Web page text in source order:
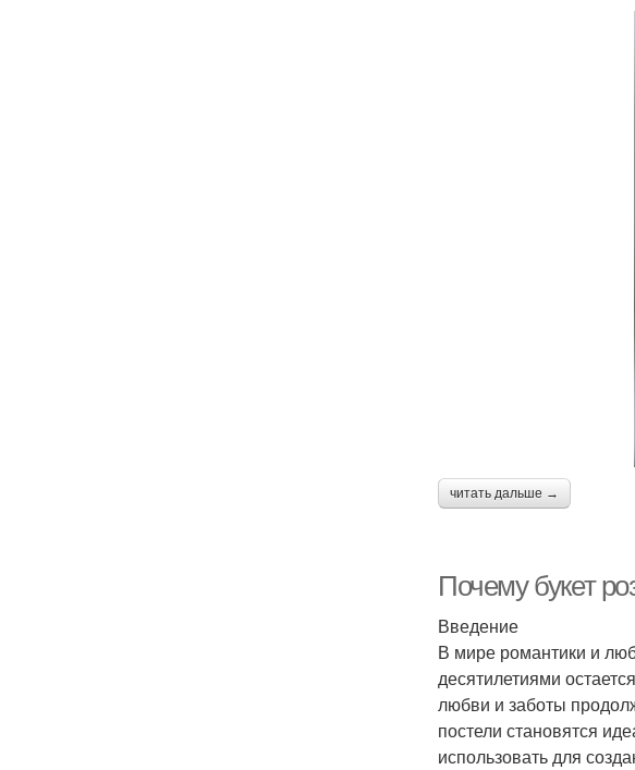
читать дальше →
Почему букет
Введение
В мире романтики и
десятилетиями
любви и заботы
постели становятся
использовать для